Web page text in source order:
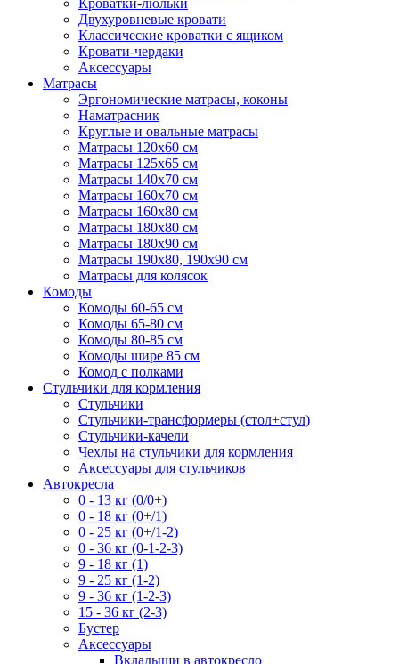
Кроватки-люльки
Двухуровневые кровати
Классические кроватки с ящиком
Кровати-чердаки
Аксессуары
Матрасы
Эргономические матрасы, коконы
Наматрасник
Круглые и овальные матрасы
Матрасы 120х60 см
Матрасы 125х65 см
Матрасы 140х70 см
Матрасы 160х70 см
Матрасы 160х80 см
Матрасы 180х80 см
Матрасы 180х90 см
Матрасы 190х80, 190х90 см
Матрасы для колясок
Комоды
Комоды 60-65 см
Комоды 65-80 см
Комоды 80-85 см
Комоды шире 85 см
Комод с полками
Стульчики для кормления
Стульчики
Стульчики-трансформеры (стол+стул)
Стульчики-качели
Чехлы на стульчики для кормления
Аксессуары для стульчиков
Автокресла
0 - 13 кг (0/0+)
0 - 18 кг (0+/1)
0 - 25 кг (0+/1-2)
0 - 36 кг (0-1-2-3)
9 - 18 кг (1)
9 - 25 кг (1-2)
9 - 36 кг (1-2-3)
15 - 36 кг (2-3)
Бустер
Аксессуары
Вкладыши в автокресло